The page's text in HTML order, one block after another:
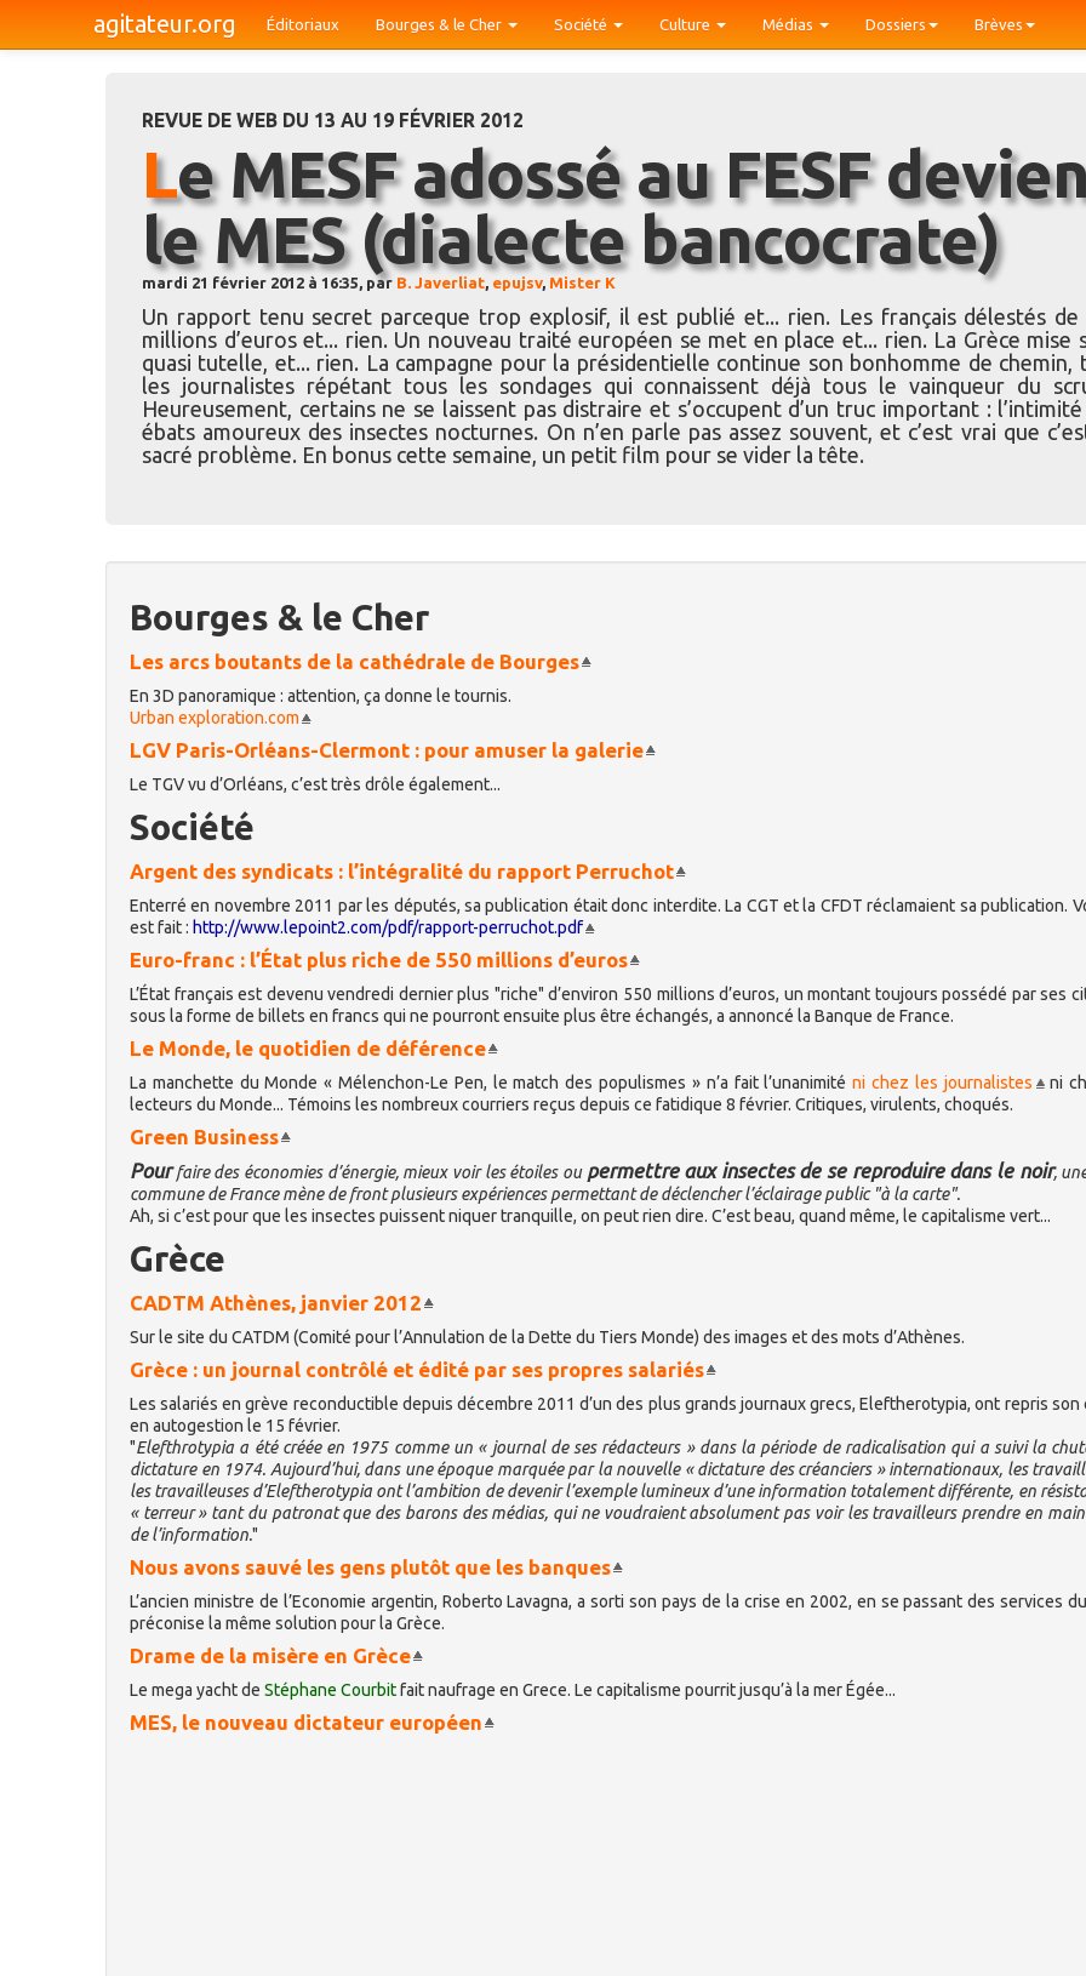
agitateur.org Éditoriaux Bourges & le Cher Société Culture Médias Dossiers Brèves
REVUE DE WEB DU 13 AU 19 FÉVRIER 2012
Le MESF adossé au FESF devient
le MES (dialecte bancocrate)
mardi 21 février 2012 à 16:35, par B. Javerliat epujsv, Mister K
Un rapport tenu secret parceque trop explosif, il est publié et... rien. Les français délestés de
millions d’euros et... rien. Un nouveau traité européen se met en place et... rien. La Grèce mise
quasi tutelle, et... rien. La campagne pour la présidentielle continue son bonhomme de chemin,
les journalistes répétant tous les sondages qui connaissent déjà tous le vainqueur du
Heureusement, certains ne se laissent pas distraire et s’occupent d’un truc important :
ébats amoureux des insectes nocturnes. On n’en parle pas assez souvent, et c’est vrai que
sacré problème. En bonus cette semaine, un petit film pour se vider la tête.
Bourges & le Cher
Les arcs boutants de la cathédrale de Bourges
En 3D panoramique : attention, ça donne le tournis.
Urban exploration.com
LGV Paris-Orléans-Clermont : pour amuser la galerie
Le TGV vu d’Orléans, c’est très drôle également...
Société
Argent des syndicats : l’intégralité du rapport Perruchot
Enterré en novembre 2011 par les députés, sa publication était donc interdite. La CGT et la CFDT réclamaient sa publication.
est fait : http://www.lepoint2.com/pdf/rapport-perruchot.pdf
Euro-franc : l’État plus riche de 550 millions d’euros
L’État français est devenu vendredi dernier plus "riche" d’environ 550 millions d’euros, un montant toujours possédé par ses
sous la forme de billets en francs qui ne pourront ensuite plus être échangés, a annoncé la Banque de France.
Le Monde, le quotidien de déférence
La manchette du Monde « Mélenchon-Le Pen, le match des populismes » n’a fait l’unanimiténi chez les journalistes
ni
lecteurs du Monde... Témoins les nombreux courriers reçus depuis ce fatidique 8 février. Critiques, virulents, choqués.
Green Business
Pourfaire des économies d’énergie, mieux voir les étoiles ou permettre aux insectes de se reproduire dans le noir,
commune de France mène de front plusieurs expériences permettant de déclencher l’éclairage public "à la carte".
Ah, si c’est pour que les insectes puissent niquer tranquille, on peut rien dire. C’est beau, quand même, le capitalisme vert...
Grèce
CADTM Athènes, janvier 2012
Sur le site du CATDM (Comité pour l’Annulation de la Dette du Tiers Monde) des images et des mots d’Athènes.
Grèce : un journal contrôlé et édité par ses propres salariés
Les salariés en grève reconductible depuis décembre 2011 d’un des plus grands journaux grecs, Eleftherotypia, ont repris son
en autogestion le 15 février.
"Elefthrotypia a été créée en 1975 comme un « journal de ses rédacteurs » dans la période de radicalisation qui a suivi la
dictature en 1974. Aujourd’hui, dans une époque marquée par la nouvelle « dictature des créanciers » internationaux, les
les travailleuses d’Eleftherotypia ont l’ambition de devenir l’exemple lumineux d’une information totalement différente, en
« terreur » tant du patronat que des barons des médias, qui ne voudraient absolument pas voir les travailleurs prendre en
de l’information."
Nous avons sauvé les gens plutôt que les banques
L’ancien ministre de l’Economie argentin, Roberto Lavagna, a sorti son pays de la crise en 2002, en se passant des services
préconise la même solution pour la Grèce.
Drame de la misère en Grèce
Le mega yacht de Stéphane Courbitfait naufrage en Grece. Le capitalisme pourrit jusqu’à la mer Égée...
MES, le nouveau dictateur européen